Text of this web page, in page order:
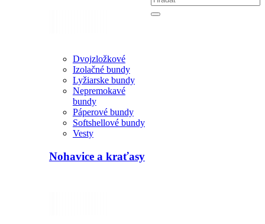
Dvojzložkové
Izolačné bundy
Lyžiarske bundy
Nepremokavé
bundy
Páperové bundy
Softshellové bundy
Vesty
Nohavice a kraťasy